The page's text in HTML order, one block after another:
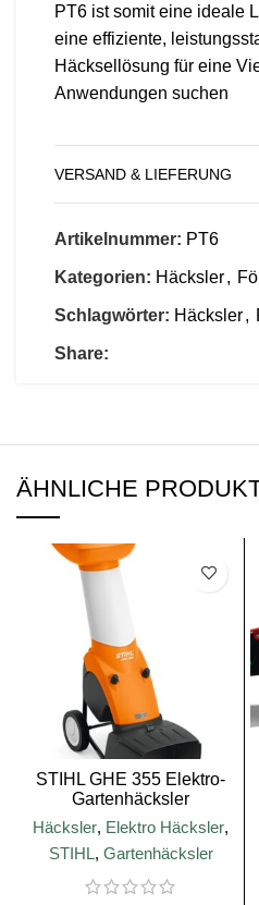
PT6 ist somit eine ideale
eine effiziente,
Häcksellösung für eine
Anwendungen suchen
VERSAND & LIEFERUNG
Artikelnummer: PT6
Kategorien: Häcksler,
Schlagwörter: Häcksler,
Share:
ÄHNLICHE
STIHL GHE 355 Elektro-
Gartenhäcksler
Häcksler, Elektro Häcksler,
STIHL, Gartenhäcksler